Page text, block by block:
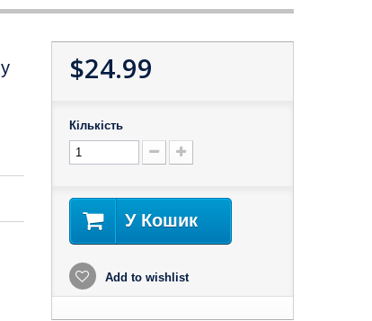
$24.99
Кількість
У Кошик
Add to wishlist